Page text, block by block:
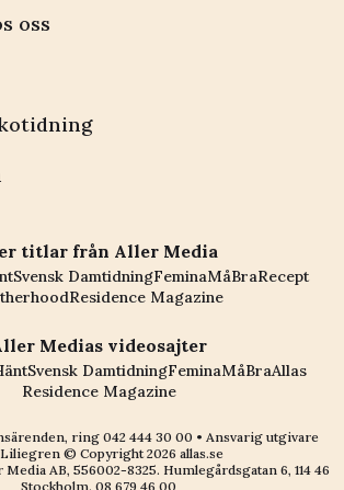
oss
titlar från Aller Media
Svensk DamtidningFeminaMåBraRecept
Residence Magazine
Medias videosajter
Svensk DamtidningFeminaMåBraAllas
Residence Magazine
ring 042 444 30 00 • Ansvarig utgivare
Liliegren © Copyright2026 allas.se
Media AB, 556002-8325. Humlegårdsgatan 6, 114 46
Stockholm. 08 679 46 00